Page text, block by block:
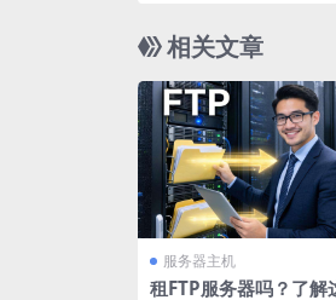
相关文章
服务器主机
租FTP服务器吗？了解